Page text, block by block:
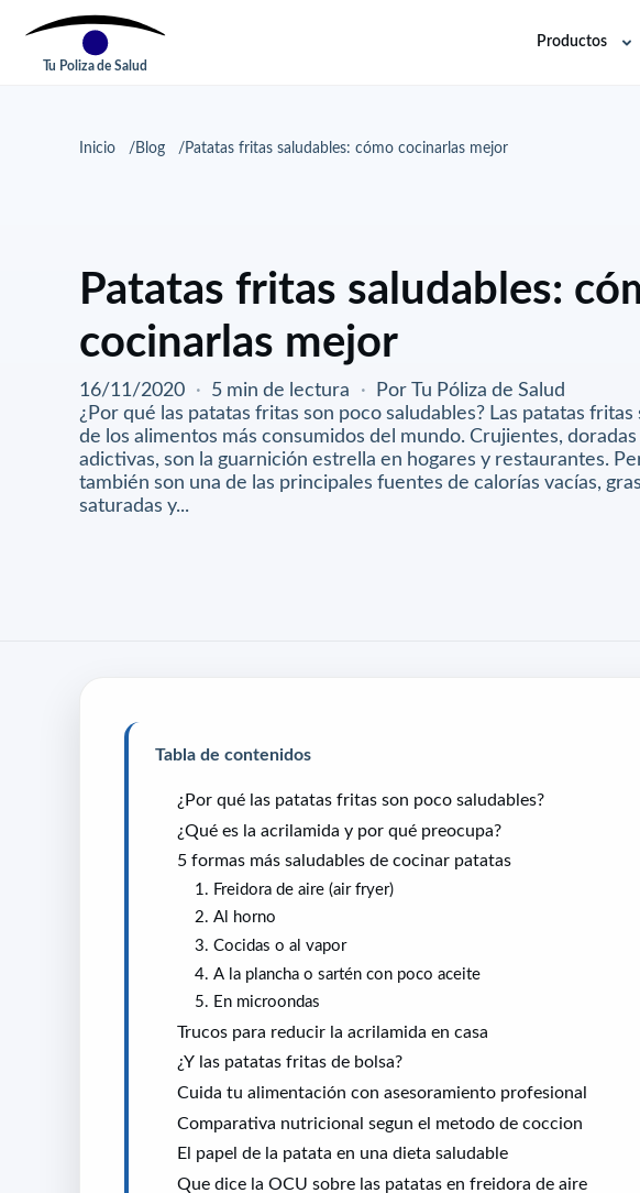
Tu Poliza de Salud
Productos
Inicio Blog Patatas fritas saludables: cómo cocinarlas mejor
Patatas fritas saludables:
cocinarlas mejor
16/11/2020 · 5 min de lectura ·
Por Tu Póliza de Salud
¿Por qué las patatas fritas son poco saludables? Las patatas fritas
de los alimentos más consumidos del mundo. Crujientes, doradas
adictivas, son la guarnición estrella en hogares y restaurantes.
también son una de las principales fuentes de calorías vacías,
saturadas y...
Tabla de contenidos
¿Por qué las patatas fritas son poco saludables?
¿Qué es la acrilamida y por qué preocupa?
5 formas más saludables de cocinar patatas
1. Freidora de aire (air fryer)
2. Al horno
3. Cocidas o al vapor
4. A la plancha o sartén con poco aceite
5. En microondas
Trucos para reducir la acrilamida en casa
¿Y las patatas fritas de bolsa?
Cuida tu alimentación con asesoramiento profesional
Comparativa nutricional segun el metodo de coccion
El papel de la patata en una dieta saludable
Que dice la OCU sobre las patatas en freidora de aire